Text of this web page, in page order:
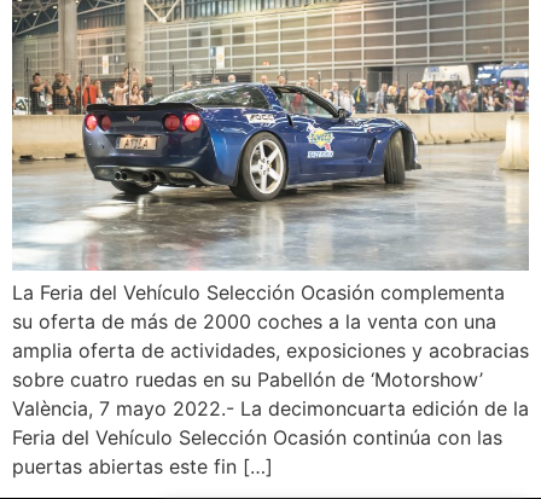
La Feria del Vehículo Selección Ocasión complementa
su oferta de más de 2000 coches a la venta con una
amplia oferta de actividades, exposiciones y acobracias
sobre cuatro ruedas en su Pabellón de ‘Motorshow’
València, 7 mayo 2022.- La decimoncuarta edición de la
Feria del Vehículo Selección Ocasión continúa con las
puertas abiertas este fin […]